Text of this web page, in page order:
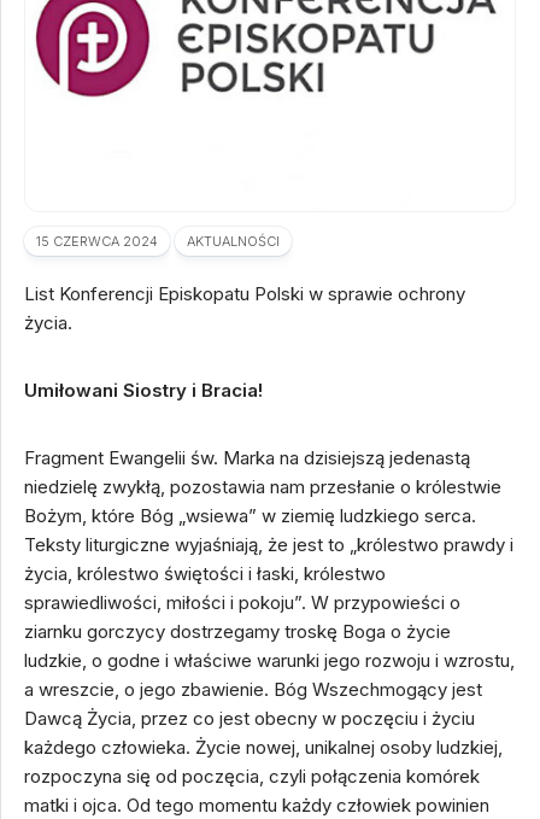
15 CZERWCA 2024 AKTUALNOŚCI
List Konferencji Episkopatu Polski w sprawie ochrony
życia.
Umiłowani Siostry i Bracia!
Fragment Ewangelii św. Marka na dzisiejszą jedenastą
niedzielę zwykłą, pozostawia nam przesłanie o królestwie
Bożym, które Bóg „wsiewa” w ziemię ludzkiego serca.
Teksty liturgiczne wyjaśniają, że jest to „królestwo prawdy i
życia, królestwo świętości i łaski, królestwo
sprawiedliwości, miłości i pokoju”. W przypowieści o
ziarnku gorczycy dostrzegamy troskę Boga o życie
ludzkie, o godne i właściwe warunki jego rozwoju i wzrostu,
a wreszcie, o jego zbawienie. Bóg Wszechmogący jest
Dawcą Życia, przez co jest obecny w poczęciu i życiu
każdego człowieka. Życie nowej, unikalnej osoby ludzkiej,
rozpoczyna się od poczęcia, czyli połączenia komórek
matki i ojca. Od tego momentu każdy człowiek powinien